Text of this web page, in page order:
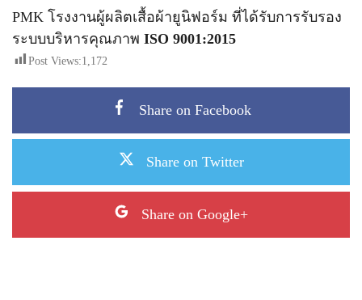
PMK โรงงานผู้ผลิตเสื้อผ้ายูนิฟอร์ม ที่ได้รับการรับรอง
ระบบบริหารคุณภาพ ISO 9001:2015
Post Views:1,172
Share on Facebook
Share on Twitter
Share on Google+